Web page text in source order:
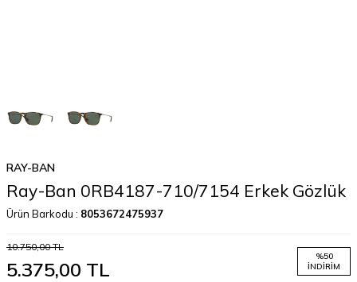
RAY-BAN
Ray-Ban 0RB4187-710/7154 Erkek Gözlük
Ürün Barkodu : 8053672475937
10.750,00TL
5.375,00 TL
%50
İNDIRIM